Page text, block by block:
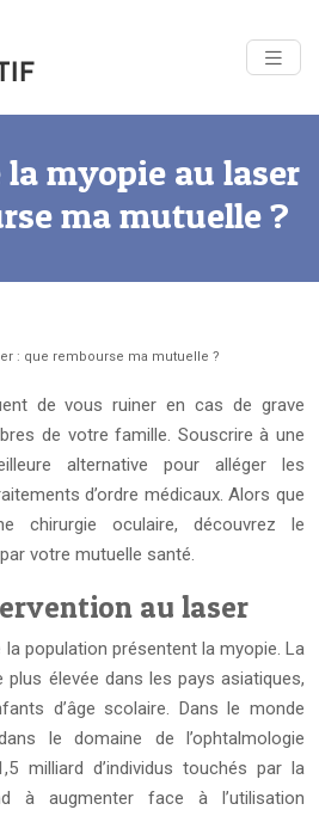
la myopie au laser
ma mutuelle ?
: que rembourse ma mutuelle ?
de vous ruiner en cas de grave
de votre famille. Souscrire à une
alternative pour alléger les
d’ordre médicaux. Alors que
chirurgie oculaire, découvrez le
votre mutuelle santé.
au laser
la population présentent la myopie. La
plus élevée dans les pays asiatiques,
d’âge scolaire. Dans le monde
le domaine de l’ophtalmologie
milliard d’individus touchés par la
à augmenter face à l’utilisation